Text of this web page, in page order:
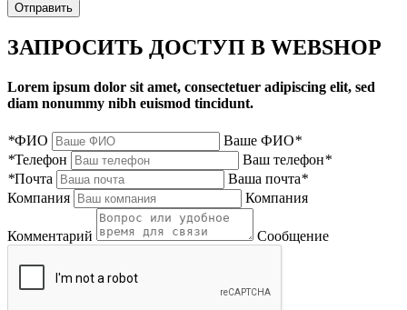
Отправить
ЗАПРОСИТЬ ДОСТУП В WEBSHOP
Lorem ipsum dolor sit amet, consectetuer adipiscing elit, sed
diam nonummy nibh euismod tincidunt.
*ФИО Ваше ФИО*
*Телефон Ваш телефон*
*Почта Ваша почта*
Компания
Компания
Комментарий Сообщение